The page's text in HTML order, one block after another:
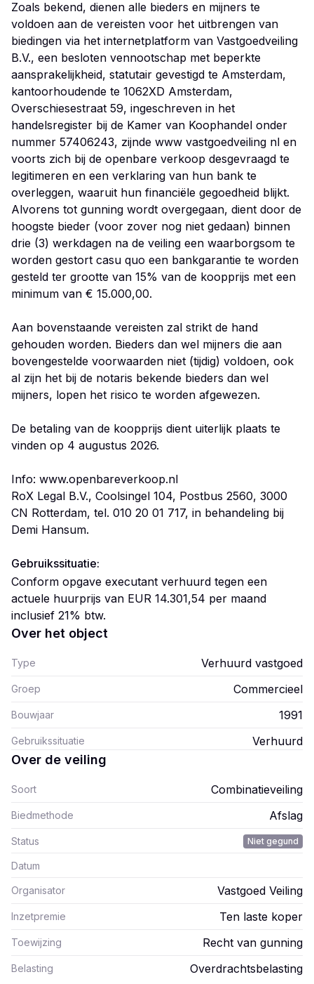
Gebruikssituatie:
Conform opgave executant verhuurd tegen een
actuele huurprijs van EUR 14.301,54 per maand
inclusief 21% btw.
Over het object
Type Verhuurd vastgoed
Groep Commercieel
Bouwjaar 1991
Gebruikssituatie Verhuurd
Over de veiling
Soort Combinatieveiling
Biedmethode Afslag
Status Niet gegund
Datum
Organisator Vastgoed Veiling
Inzetpremie Ten laste koper
Toewijzing Recht van gunning
Belasting Overdrachtsbelasting